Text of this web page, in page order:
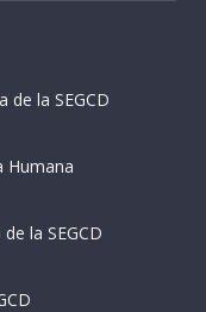
de la SEGCD
Humana
la SEGCD